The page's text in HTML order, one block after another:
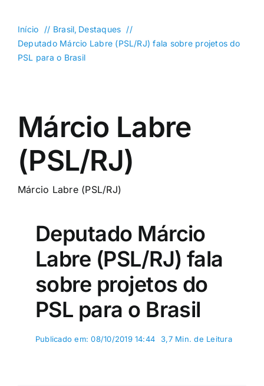
Goiás
Política
Entretenimento
Colunas e Blogs
Buscar
resultados
para:
Início Brasil Destaques
Deputado Márcio Labre (PSL/RJ) fala sobre projetos do
PSL para o Brasil
Márcio Labre
(PSL/RJ)
Márcio Labre (PSL/RJ)
Deputado Márcio
Labre (PSL/RJ) fala
sobre projetos do
PSL para o Brasil
Publicado em: 08/10/2019 14:44 3,7 Min. de Leitura